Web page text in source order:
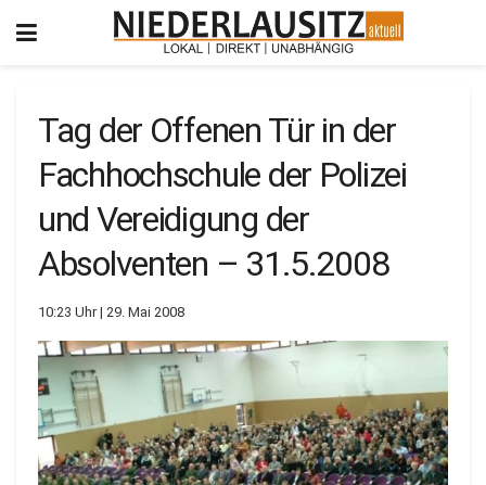
Tag der Offenen Tür in der
Fachhochschule der Polizei
und Vereidigung der
Absolventen – 31.5.2008
10:23 Uhr | 29. Mai 2008